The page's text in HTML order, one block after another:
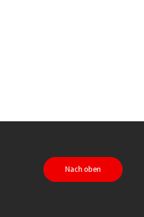
Nach oben